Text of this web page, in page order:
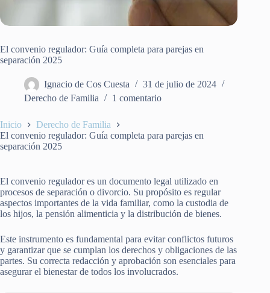
El convenio regulador: Guía completa para parejas en
separación 2025
Ignacio de Cos Cuesta
31 de julio de 2024
Derecho de Familia
1 comentario
Inicio
Derecho de Familia
El convenio regulador: Guía completa para parejas en
separación 2025
El convenio regulador es un documento legal utilizado en
procesos de separación o divorcio. Su propósito es regular
aspectos importantes de la vida familiar, como la custodia de
los hijos, la pensión alimenticia y la distribución de bienes.
Este instrumento es fundamental para evitar conflictos futuros
y garantizar que se cumplan los derechos y obligaciones de las
partes. Su correcta redacción y aprobación son esenciales para
asegurar el bienestar de todos los involucrados.